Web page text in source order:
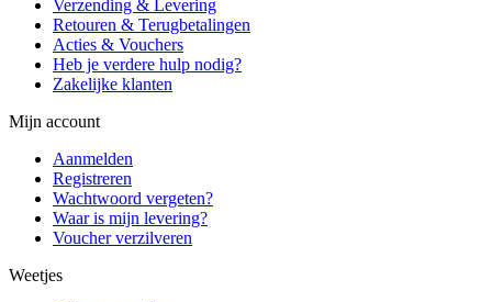
Verzending & Levering
Retouren & Terugbetalingen
Acties & Vouchers
Heb je verdere hulp nodig?
Zakelijke klanten
Mijn account
Aanmelden
Registreren
Wachtwoord vergeten?
Waar is mijn levering?
Voucher verzilveren
Weetjes